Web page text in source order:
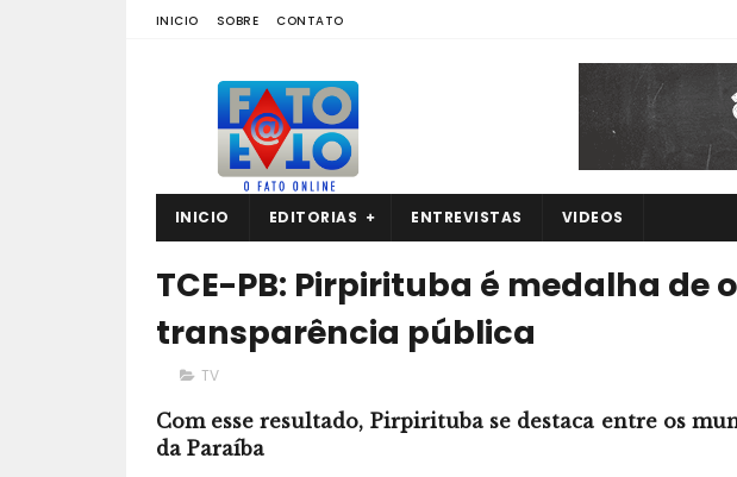
INICIO SOBRE CONTATO
INICIO EDITORIAS ENTREVISTAS VIDEOS
TCE-PB: Pirpirituba é medalha de
transparência pública
TV
Com esse resultado, Pirpirituba se destaca entre os
da Paraíba